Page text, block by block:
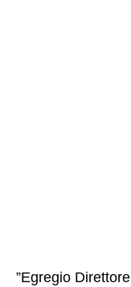
”Egregio Direttore